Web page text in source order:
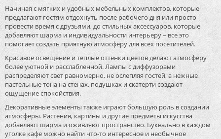
Начиная с мягких и удобных мебельных комплектов, которые
предлагают гостям отдохнуть после рабочего дня или просто
провести время с друзьями, до стильных аксессуаров, которые
добавляют шарма и индивидуальности интерьеру – все это
помогает создать приятную атмосферу для всех посетителей.
Красивое освещение и теплые оттенки цветов делают атмосферу
более уютной и расслабленной. Лампы с диффузорами
распределяют свет равномерно, не ослепляя гостей, а нежные
пастельные тона на стенах, подушках и скатерти создают
ощущение спокойствия.
Декоративные элементы также играют большую роль в создании
атмосферы. Растения, картины и другие предметы искусства
добавляют шарма и оживляют пространство. Буквально в каждом
уголке кафе можно найти что-то интересное и необычное